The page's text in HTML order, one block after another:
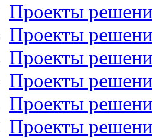
Проекты
Проекты
Проекты
Проекты
Проекты
Проекты